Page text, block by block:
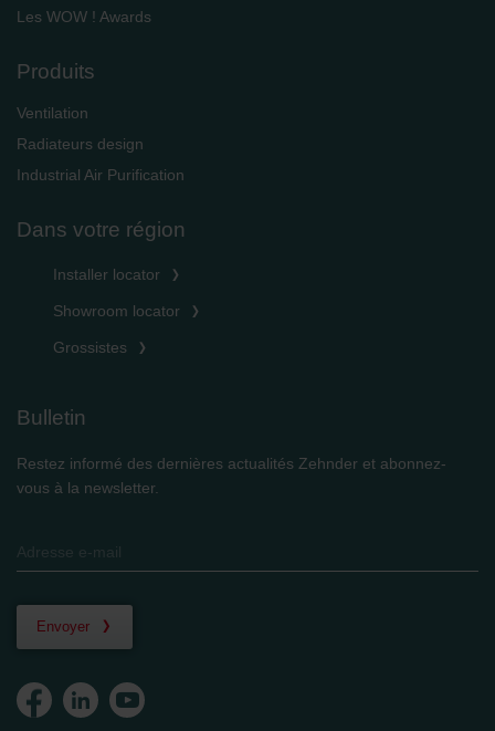
Les WOW ! Awards
Produits
Ventilation
Radiateurs design
Industrial Air Purification
Dans votre région
Installer locator
Showroom locator
Grossistes
Bulletin
Restez informé des dernières actualités Zehnder et abonnez-
vous à la newsletter.
Envoyer